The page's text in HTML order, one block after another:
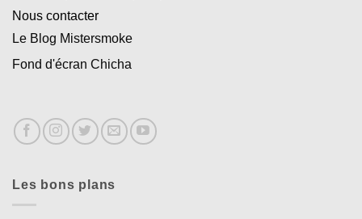
Nous contacter
Le Blog Mistersmoke
Fond d'écran Chicha
Les bons plans